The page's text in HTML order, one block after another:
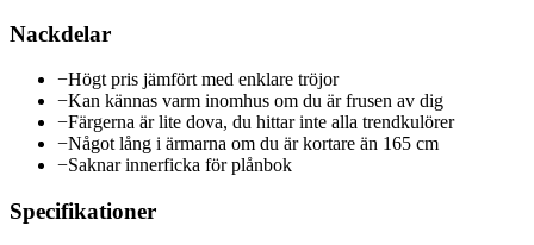
Nackdelar
−Högt pris jämfört med enklare tröjor
−Kan kännas varm inomhus om du är frusen av dig
−Färgerna är lite dova, du hittar inte alla trendkulörer
−Något lång i ärmarna om du är kortare än 165 cm
−Saknar innerficka för plånbok
Specifikationer